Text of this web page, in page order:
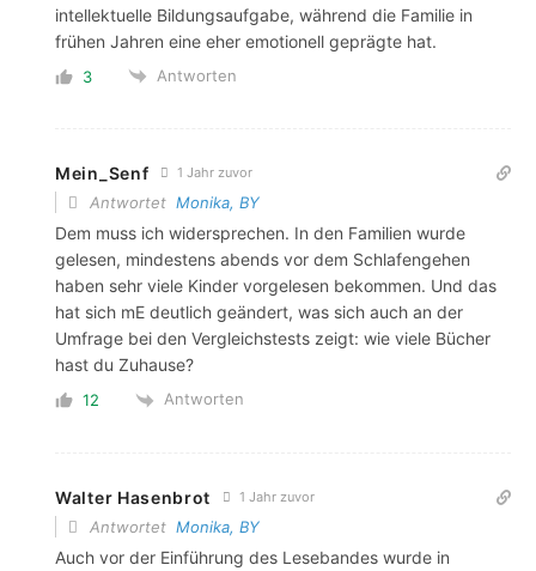
intellektuelle Bildungsaufgabe, während die Familie in
frühen Jahren eine eher emotionell geprägte hat.
3 Antworten
Mein_Senf 1 Jahr zuvor
Antwortet Monika, BY
Dem muss ich widersprechen. In den Familien wurde
gelesen, mindestens abends vor dem Schlafengehen
haben sehr viele Kinder vorgelesen bekommen. Und das
hat sich mE deutlich geändert, was sich auch an der
Umfrage bei den Vergleichstests zeigt: wie viele Bücher
hast du Zuhause?
12 Antworten
Walter Hasenbrot 1 Jahr zuvor
Antwortet Monika, BY
Auch vor der Einführung des Lesebandes wurde in